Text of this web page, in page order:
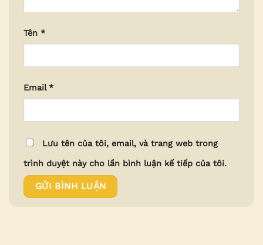
Tên *
Email*
Lưu tên của tôi, email, và trang web trong
trình duyệt này cho lần bình luận kế tiếp của tôi.